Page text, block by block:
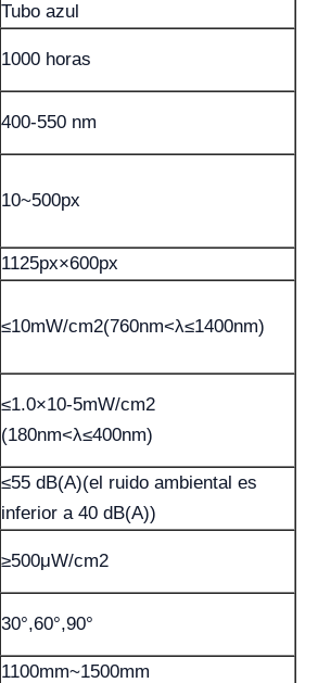
Tubo azul
1000 horas
400-550 nm
10~500px
1125px×600px
≤10mW/cm2(760nm<λ≤1400nm)
≤1.0×10-5mW/cm2
(180nm<λ≤400nm)
≤55 dB(A)(el ruido ambiental es
inferior a 40 dB(A))
≥500μW/cm2
30°,60°,90°
1100mm~1500mm